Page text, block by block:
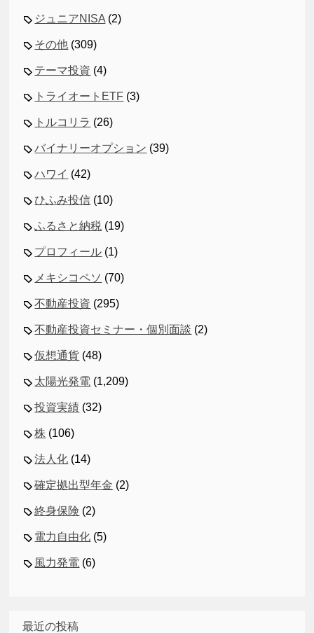
ジュニアNISA (2)
その他 (309)
テーマ投資 (4)
トライオートETF (3)
トルコリラ (26)
バイナリーオプション (39)
ハワイ (42)
ひふみ投信 (10)
ふるさと納税 (19)
プロフィール (1)
メキシコペソ (70)
不動産投資 (295)
不動産投資セミナー・個別面談 (2)
仮想通貨 (48)
太陽光発電 (1,209)
投資実績 (32)
株 (106)
法人化 (14)
確定拠出型年金 (2)
終身保険 (2)
電力自由化 (5)
風力発電 (6)
最近の投稿